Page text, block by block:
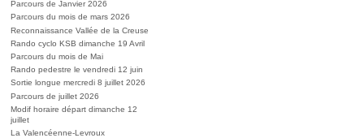
Parcours de Janvier 2026
Parcours du mois de mars 2026
Reconnaissance Vallée de la Creuse
Rando cyclo KSB dimanche 19 Avril
Parcours du mois de Mai
Rando pedestre le vendredi 12 juin
Sortie longue mercredi 8 juillet 2026
Parcours de juillet 2026
Modif horaire départ dimanche 12
juillet
La Valencéenne-Levroux